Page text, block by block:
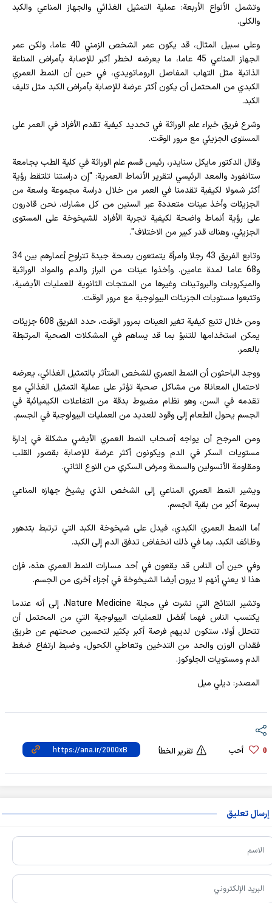
وتشمل الأنواع الأربعة: عملية التمثيل الغذائي والجهاز المناعي والكبد
والكلى.
وعلى سبيل المثال، قد يكون عمر الشخص الزمني 40 عاما، ولكن عمر
الجهاز المناعي 45 عاما، ما يعرضه لخطر أكبر للإصابة بأمراض المناعة
الذاتية مثل التهاب المفاصل الروماتويدي، في حين أن النمط العمري
الكبدي من المحتمل أن يكون أكثر عرضة للإصابة بأمراض الكبد مثل تليف
الكبد.
وشرع فريق خبراء علم الوراثة في تحديد كيفية تقدم الأفراد في العمر على
المستوى الجزيئي مع مرور الوقت.
وقال الدكتور مايكل سنايدر، رئيس قسم علم الوراثة في كلية الطب بجامعة
ستانفورد والمعد الرئيسي لتقرير الأنماط العمرية: "إن دراستنا تلتقط رؤية
أكثر شمولا لكيفية تقدمنا في العمر من خلال دراسة مجموعة واسعة من
الجزيئات وأخذ عينات متعددة عبر السنين من كل مشارك. نحن قادرون
على رؤية أنماط واضحة لكيفية تجربة الأفراد للشيخوخة على المستوى
الجزيئي، وهناك قدر كبير من الاختلاف".
وتابع الفريق 43 رجلا وامرأة يتمتعون بصحة جيدة تتراوح أعمارهم بين 34
و68 عاما لمدة عامين. وأخذوا عينات من البراز والدم والمواد الوراثية
والميكروبات والبروتينات وغيرها من المنتجات الثانوية للعمليات الأيضية،
وتتبعوا مستويات الجزيئات البيولوجية مع مرور الوقت.
ومن خلال تتبع كيفية تغير العينات بمرور الوقت، حدد الفريق 608 جزيئات
يمكن استخدامها للتنبؤ بما قد يساهم في المشكلات الصحية المرتبطة
بالعمر.
ووجد الباحثون أن النمط العمري للشخص المتأثر بالتمثيل الغذائي، يعرضه
لاحتمال المعاناة من مشاكل صحية تؤثر على عملية التمثيل الغذائي مع
تقدمه في السن، وهو نظام مضبوط بدقة من التفاعلات الكيميائية في
الجسم يحول الطعام إلى وقود للعديد من العمليات البيولوجية في الجسم.
ومن المرجح أن يواجه أصحاب النمط العمري الأيضي مشكلة في إدارة
مستويات السكر في الدم ويكونون أكثر عرضة للإصابة بقصور القلب
ومقاومة الأنسولين والسمنة ومرض السكري من النوع الثاني.
ويشير النمط العمري المناعي إلى الشخص الذي يشيخ جهازه المناعي
بسرعة أكبر من بقية الجسم.
أما النمط العمري الكبدي، فيدل على شيخوخة الكبد التي ترتبط بتدهور
وظائف الكبد، بما في ذلك انخفاض تدفق الدم إلى الكبد.
وفي حين أن الناس قد يقعون في أحد مسارات النمط العمري هذه، فإن
هذا لا يعني أنهم لا يرون أيضا الشيخوخة في أجزاء أخرى من الجسم.
وتشير النتائج التي نشرت في مجلة Nature Medicine، إلى أنه عندما
يكتسب الناس فهما أفضل للعمليات البيولوجية التي من المحتمل أن
تتحلل أولا، ستكون لديهم فرصة أكبر بكثير لتحسين صحتهم عن طريق
فقدان الوزن والحد من التدخين وتعاطي الكحول، وضبط ارتفاع ضغط
الدم ومستويات الجلوكوز.
المصدر: ديلي ميل
0 أحب تقرير الخطأ
إرسال تعليق